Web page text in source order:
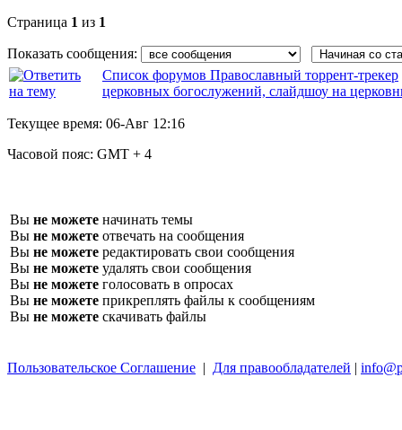
Страница 1 из 1
Показать сообщения:
Список форумов Православный торрент-трекер
церковных богослужений, слайдшоу на
Текущее время: 06-Авг 12:16
Часовой пояс: GMT + 4
Вы не можете начинать темы
Вы не можете отвечать на сообщения
Вы не можете редактировать свои сообщения
Вы не можете удалять свои сообщения
Вы не можете голосовать в опросах
Вы не можете прикреплять файлы к сообщениям
Вы не можете скачивать файлы
Пользовательское Соглашение | Для правообладателей |